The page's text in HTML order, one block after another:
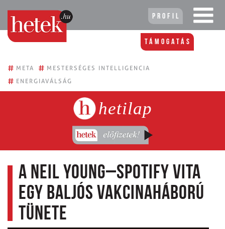
Profil
Támogatás
# META # MESTERSÉGES INTELLIGENCIA
# ENERGIAVÁLSÁG
hetilap
A Neil Young–Spotify vita
egy baljós vakcinaháború
tünete